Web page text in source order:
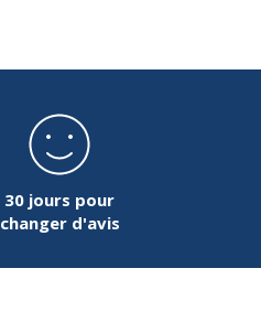
30 jours pour
changer d'avis